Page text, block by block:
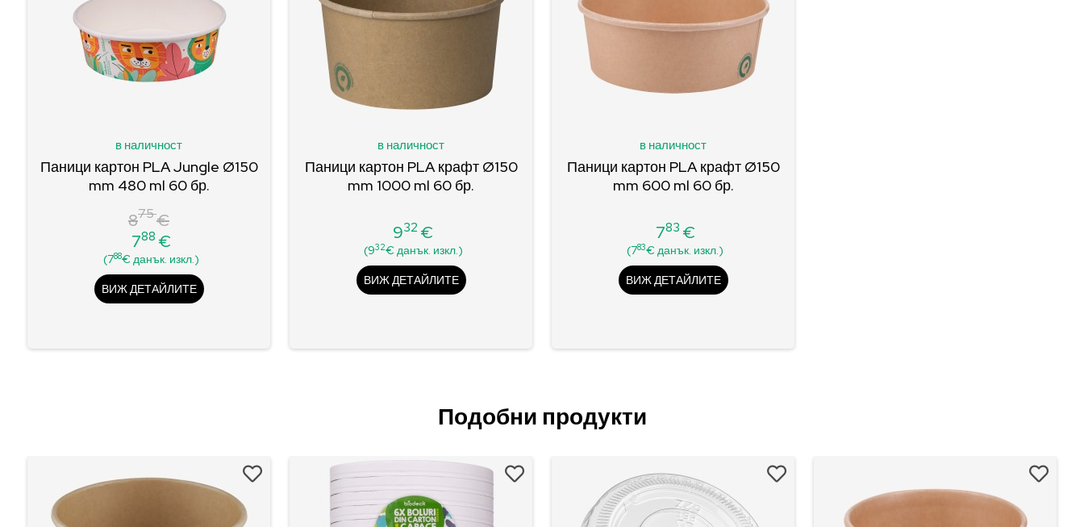
в наличност
Паници картон PLA Jungle Ø150
mm 480 ml 60 бр.
Редовна
цена
875€
Цена
788 €
(788€ данък. изкл.)
ВИЖ ДЕТАЙЛИТЕ
в наличност
Паници картон PLA крафт Ø150
mm 1000 ml 60 бр.
Цена
932 €
(932€ данък. изкл.)
ВИЖ ДЕТАЙЛИТЕ
в наличност
Паници картон PLA крафт Ø150
mm 600 ml 60 бр.
Цена
783 €
(783€ данък. изкл.)
ВИЖ ДЕТАЙЛИТЕ
Подобни продукти